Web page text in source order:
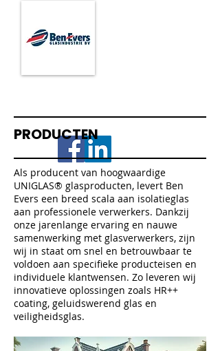
PRODUCTEN
Als producent van hoogwaardige
UNIGLAS® glasproducten, levert Ben
Evers een breed scala aan isolatieglas
aan professionele verwerkers. Dankzij
onze jarenlange ervaring en nauwe
samenwerking met glasverwerkers, zijn
wij in staat om snel en betrouwbaar te
voldoen aan specifieke producteisen en
individuele klantwensen. Zo leveren wij
innovatieve oplossingen zoals HR++
coating, geluidswerend glas en
veiligheidsglas.